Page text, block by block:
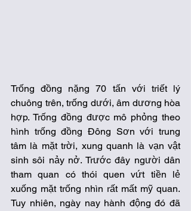
Trống đồng nặng 70 tấn với triết lý
chuông trên, trống dưới, âm dương hòa
hợp. Trống đồng được mô phỏng theo
hình trống đồng Đông Sơn với trung
tâm là mặt trời, xung quanh là vạn vật
sinh sôi nảy nở. Trước đây người dân
tham quan có thói quen vứt tiền lẻ
xuống mặt trống nhìn rất mất mỹ quan.
Tuy nhiên, ngày nay hành động đó đã